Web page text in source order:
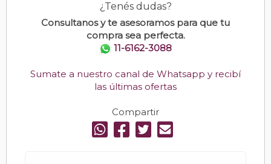
¿Tenés dudas?
Consultanos y te asesoramos para que tu
compra sea perfecta.
11-6162-3088
Sumate a nuestro canal de Whatsapp y recibí
las últimas ofertas
Compartir